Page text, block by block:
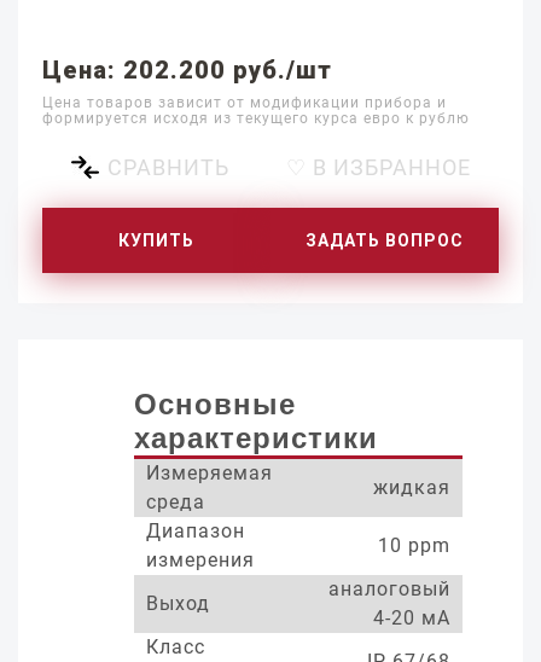
Цена: 202.200 руб./шт
Цена товаров зависит от модификации прибора и
формируется исходя из текущего курса евро к рублю
СРАВНИТЬ ♡ В ИЗБРАННОЕ
КУПИТЬ ЗАДАТЬ ВОПРОС
Основные
характеристики
Измеряемая
среда
жидкая
Диапазон
измерения
10 ppm
Выход
аналоговый
4-20 мА
Класс